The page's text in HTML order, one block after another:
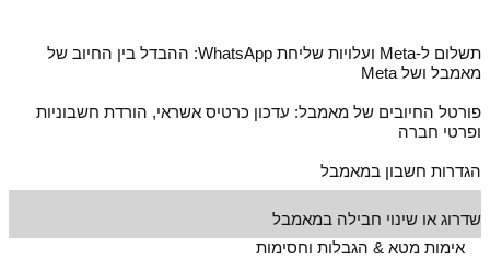
תשלום ל‑Meta ועלויות שליחת WhatsApp: ההבדל בין החיוב של
מאמבל ושל Meta
פורטל החיובים של מאמבל: עדכון כרטיס אשראי, הורדת חשבוניות
ופרטי חברה
הגדרות חשבון במאמבל
שדרוג או שינוי חבילה במאמבל
אימות מטא & הגבלות וחסימות